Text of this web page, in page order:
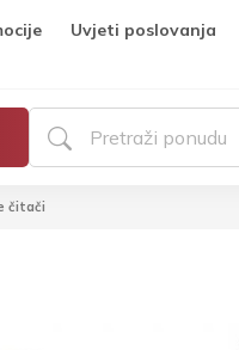
Uvjeti poslovanja
čitači